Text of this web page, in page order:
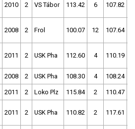
2010 2 VS Tábor 113.42 6 107.82
2008 2 Frol 100.07 12 107.64
2011 2 USK Pha 112.60 4 110.19
2008 2 USK Pha 108.30 4 108.24
2011 2 Loko Plz 115.84 2 110.47
2011 2 USK Pha 110.82 2 117.61